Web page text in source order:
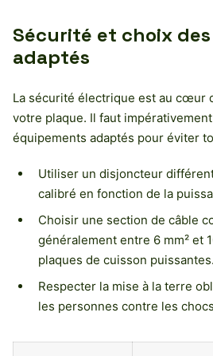
Sécurité et choix
adaptés
La sécurité électrique est au cœur
votre plaque. Il faut
équipements adaptés pour éviter
Utiliser un disjoncteur
calibré en fonction de la
Choisir une section de câble
généralement entre 6 mm² et
plaques de cuisson puissantes.
Respecter la mise à la terre
les personnes contre les